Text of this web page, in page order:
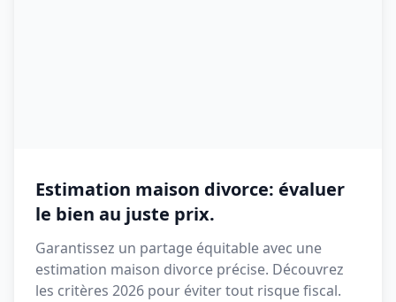
Estimation maison divorce: évaluer
le bien au juste prix.
Garantissez un partage équitable avec une
estimation maison divorce précise. Découvrez
les critères 2026 pour éviter tout risque fiscal.